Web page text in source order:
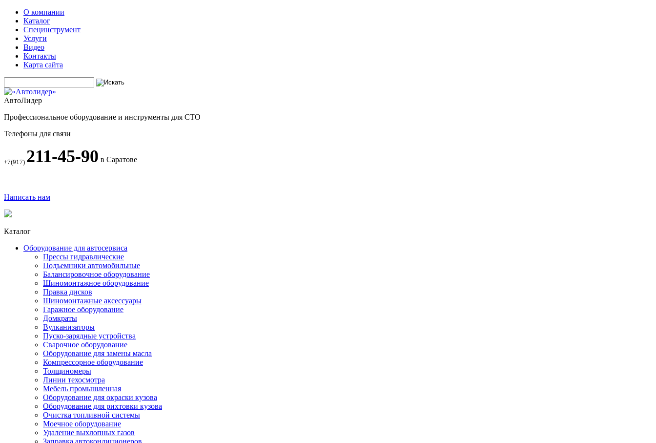
О компании
Каталог
Специнструмент
Услуги
Видео
Контакты
Карта сайта
АвтоЛидер
Профессиональное оборудование и инструменты для СТО
Телефоны для связи
+7(917) 211-45-90 в Саратове
Написать нам
Каталог
Оборудование для автосервиса
Прессы гидравлические
Подъемники автомобильные
Балансировочное оборудование
Шиномонтажное оборудование
Правка дисков
Шиномонтажные аксессуары
Гаражное оборудование
Домкраты
Вулканизаторы
Пуско-зарядные устройства
Сварочное оборудование
Оборудование для замены масла
Компрессорное оборудование
Толщиномеры
Линии техосмотра
Мебель промышленная
Оборудование для окраски кузова
Оборудование для рихтовки кузова
Очистка топливной системы
Моечное оборудование
Удаление выхлопных газов